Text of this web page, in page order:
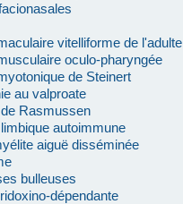
vitelliforme de l'adulte
oculo-pharyngée
de Steinert
au valproate
Rasmussen
autoimmune
aiguë disséminée
bulleuses
dépendante